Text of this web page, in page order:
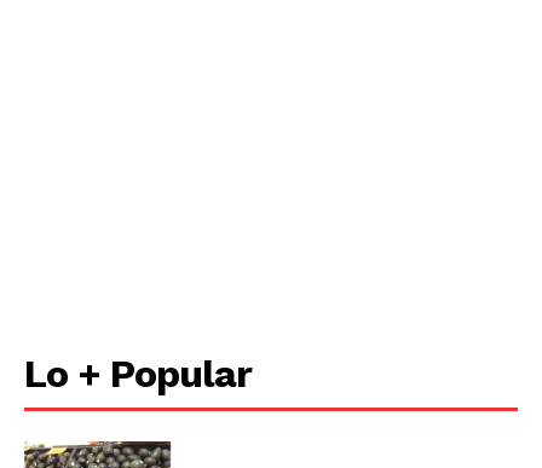
Lo + Popular